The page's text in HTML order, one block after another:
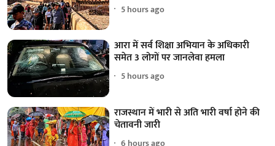
5 hours ago
आरा में सर्व शिक्षा अभियान के अधिकारी
समेत 3 लोगों पर जानलेवा हमला
5 hours ago
राजस्थान में भारी से अति भारी वर्षा होने की
चेतावनी जारी